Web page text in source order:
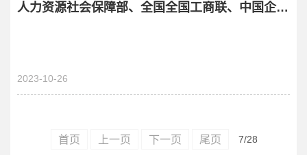
人力资源社会保障部、全国全国工商联、中国企联等四部门开展基层劳动人事争议调解组织建设行动
2023-10-26
首页 上一页 下一页 尾页 7/28